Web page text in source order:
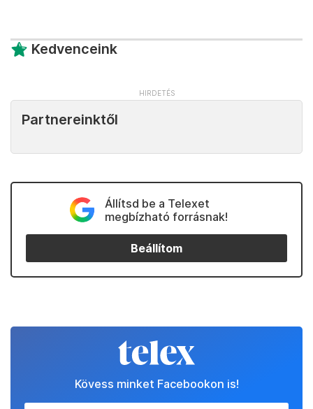
Kedvenceink
Partnereinktől
Állítsd be a Telexet
megbízható forrásnak!
Beállítom
Kövess minket Facebookon is!